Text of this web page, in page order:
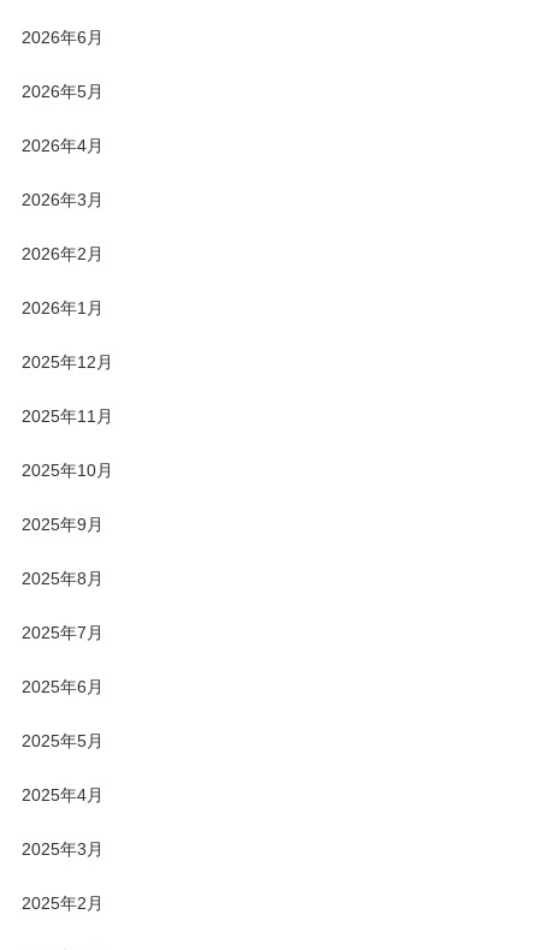
2026年6月
2026年5月
2026年4月
2026年3月
2026年2月
2026年1月
2025年12月
2025年11月
2025年10月
2025年9月
2025年8月
2025年7月
2025年6月
2025年5月
2025年4月
2025年3月
2025年2月